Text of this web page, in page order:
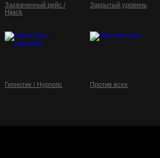
Захваченный рейс /
Hijack
Закрытый уровень
Гипнотик / Hypnotic Против всех